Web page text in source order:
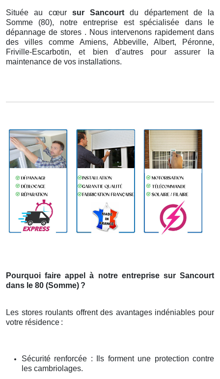
Située au cœur sur Sancourtdu département de la
Somme (80), notre entreprise est spécialisée dans le
dépannage de stores . Nous intervenons rapidement dans
des villes comme Amiens, Abbeville, Albert, Péronne,
Friville-Escarbotin, et bien d’autres pour assurer la
maintenance de vos installations.
Pourquoi faire appel à notre entreprise sur Sancourt
dans le 80 (Somme) ?
Les stores roulants offrent des avantages indéniables pour
votre résidence :
Sécurité renforcée : Ils forment une protection contre
les cambriolages.